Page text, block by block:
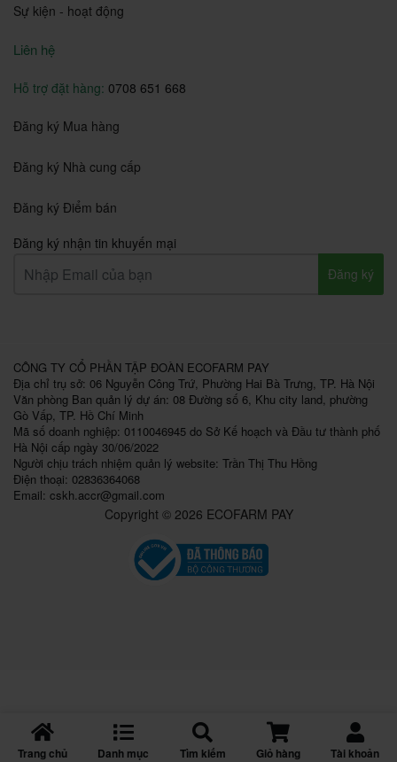
Trang chủ Danh mục Tìm kiếm Giỏ hàng Tài khoản
Sự kiện - hoạt động
Liên hệ
Hỗ trợ đặt hàng: 0708 651 668
Đăng ký Mua hàng
Đăng ký Nhà cung cấp
Đăng ký Điểm bán
Đăng ký nhận tin khuyến mại
Đăng ký
CÔNG TY CỔ PHẦN TẬP ĐOÀN ECOFARM PAY
Địa chỉ trụ sở: 06 Nguyễn Công Trứ, Phường Hai Bà Trưng, TP. Hà Nội
Văn phòng Ban quản lý dự án: 08 Đường số 6, Khu city land, phường
Gò Vấp, TP. Hồ Chí Minh
Mã số doanh nghiệp: 0110046945 do Sở Kế hoạch và Đầu tư thành phố
Hà Nội cấp ngày 30/06/2022
Người chịu trách nhiệm quản lý website: Trần Thị Thu Hồng
Điện thoại: 02836364068
Email: cskh.accr@gmail.com
Copyright © 2026 ECOFARM PAY